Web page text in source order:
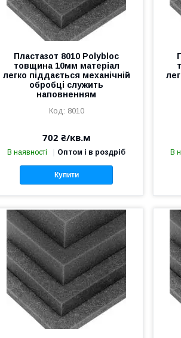
Пластазот 8010 Polybloc
товщина 10мм матеріал
легко піддається механічній
обробці служить
наповненням
8010
702 ₴/кв.м
В наявності Оптом і в роздріб
Купити
В